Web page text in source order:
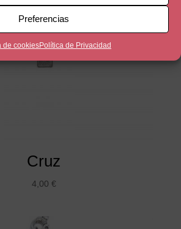
Preferencias
de cookiesPolítica de Privacidad
Cruz
4,00 €